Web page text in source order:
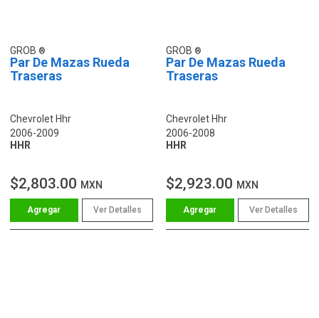
GROB
Par De Mazas Rueda
Traseras
Chevrolet Hhr
2006-2009
HHR
$2,803.00 MXN
Ver Detalles
GROB
Par De Mazas Rueda
Traseras
Chevrolet Hhr
2006-2008
HHR
$2,923.00 MXN
Ver Detalles